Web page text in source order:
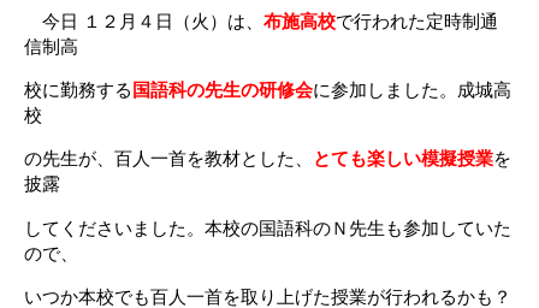
今日 １２月４日（火）は、 布施高校で行われた定時制通
信制高
校に勤務する 国語科の先生の研修会に参加しました。成城高
校
の先生が、百人一首を教材とした、 とても楽しい模擬授業を
披露
してくださいました。本校の国語科のＮ先生も参加していた
ので、
いつか本校でも百人一首を取り上げた授業が行われるかも？